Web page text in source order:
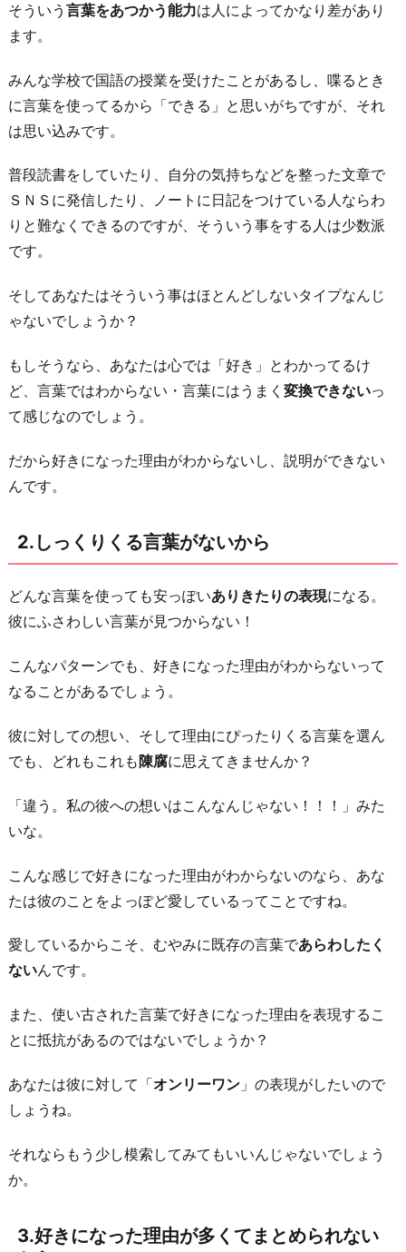
か
3.
好
き
な
っ
た
理
由
く
て
ま
め
ら
な
い
か
ら
好
き
な
っ
た
理
を
探
て
る
中
だ
か
ら
普
ら
そういう 言葉をあつかう能力は人によってかなり差があり
ます。
みんな学校で国語の授業を受けたことがあるし、喋るとき
に言葉を使ってるから「できる」と思いがちですが、それ
は思い込みです。
普段読書をしていたり、自分の気持ちなどを整った文章で
ＳＮＳに発信したり、ノートに日記をつけている人ならわ
りと難なくできるのですが、そういう事をする人は少数派
です。
そしてあなたはそういう事はほとんどしないタイプなんじ
ゃないでしょうか？
もしそうなら、あなたは心では「好き」とわかってるけ
ど、言葉ではわからない・言葉にはうまく 変換できないっ
て感じなのでしょう。
だから好きになった理由がわからないし、説明ができない
んです。
2.しっくりくる言葉がないから
どんな言葉を使っても安っぽいありきたりの表現になる。
彼にふさわしい言葉が見つからない！
こんなパターンでも、好きになった理由がわからないって
なることがあるでしょう。
彼に対しての想い、そして理由にぴったりくる言葉を選ん
でも、どれもこれも陳腐に思えてきませんか？
「違う。私の彼への想いはこんなんじゃない！！！」みた
いな。
こんな感じで好きになった理由がわからないのなら、あな
たは彼のことをよっぽど愛しているってことですね。
愛しているからこそ、むやみに既存の言葉であらわしたく
ないんです。
また、使い古された言葉で好きになった理由を表現するこ
とに抵抗があるのではないでしょうか？
あなたは彼に対して「オンリーワン 」の表現がしたいので
しょうね。
それならもう少し模索してみてもいいんじゃないでしょう
か。
3.好きになった理由が多くてまとめられない